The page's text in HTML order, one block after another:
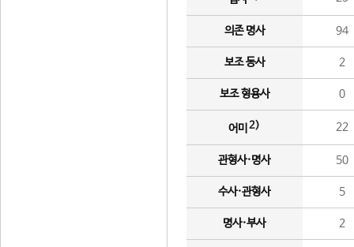
의존 명사 94
보조 동사 2
보조 형용사 0
어미 2) 22
관형사·명사 50
수사·관형사 5
명사·부사 2